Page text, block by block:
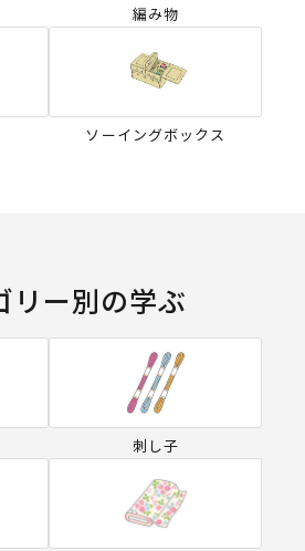
編み物
ソーイングボックス
リー別の学ぶ
刺し子